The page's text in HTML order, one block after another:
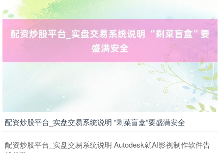
配资炒股平台_实盘交易系统说明 “剩菜盲盒”要盛满安全
配资炒股平台_实盘交易系统说明 Autodesk就AI影视制作软件告